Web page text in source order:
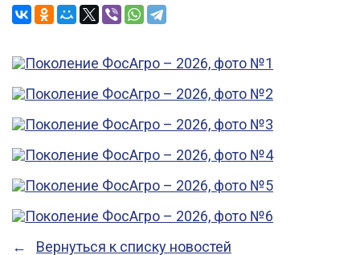
Вернуться к списку новостей